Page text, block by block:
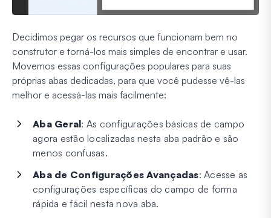
Decidimos pegar os recursos que funcionam bem no
construtor e torná-los mais simples de encontrar e usar.
Movemos essas configurações populares para suas
próprias abas dedicadas, para que você pudesse vê-las
melhor e acessá-las mais facilmente:
Aba Geral: As configurações básicas de campo
agora estão localizadas nesta aba padrão e são
menos confusas.
Aba de Configurações Avançadas: Acesse as
configurações específicas do campo de forma
rápida e fácil nesta nova aba.